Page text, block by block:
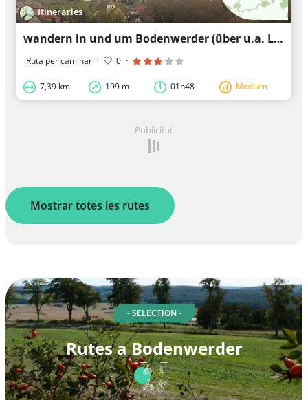
Itineraries
wandern in und um Bodenwerder (über u.a. LF-Strecken)
Ruta per caminar · 0 ·
7,39 km 199 m 01h48 Medium
Publicitat
Mostrar totes les rutes
- SELECTION -
Rutes a Bodenwerder